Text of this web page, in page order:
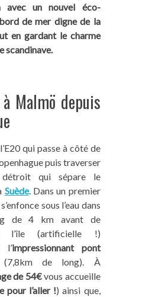
avec un nouvel éco-
de mer digne de la
en gardant le charme
scandinave.
Malmö depuis
qui passe à côté de
puis traverser
détroit qui sépare le
Suède. Dans un premier
sous l’eau dans
de 4 km avant de
l’île (artificielle !)
l’impressionnant pont
de long). À
de 54€vous accueille
pour l’aller !) ainsi que,